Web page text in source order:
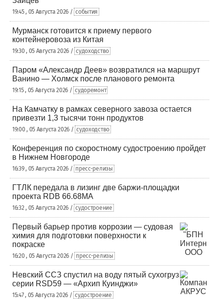
19:45 , 05 Августа 2026 / события
Мурманск готовится к приему первого
контейнеровоза из Китая
19:30 , 05 Августа 2026 / судоходство
Паром «Александр Деев» возвратился на маршрут
Ванино — Холмск после планового ремонта
19:15 , 05 Августа 2026 / судоремонт
На Камчатку в рамках северного завоза остается
привезти 1,3 тысячи тонн продуктов
19:00 , 05 Августа 2026 / судоходство
Конференция по скоростному судостроению пройдет
в Нижнем Новгороде
16:39 , 05 Августа 2026 / пресс-релизы
ГТЛК передала в лизинг две баржи-площадки
проекта RDB 66.68МА
16:32 , 05 Августа 2026 / судостроение
Первый барьер против коррозии — судовая
химия для подготовки поверхности к
покраске
16:20 , 05 Августа 2026 / пресс-релизы
Невский ССЗ спустил на воду пятый сухогруз
серии RSD59 — «Архип Куинджи»
15:47 , 05 Августа 2026 / судостроение